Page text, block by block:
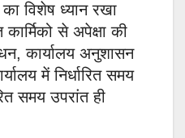
विशेष ध्यान रखा
से अपेक्षा की
कार्यालय अनुशासन
में निर्धारित समय
समय उपरांत ही